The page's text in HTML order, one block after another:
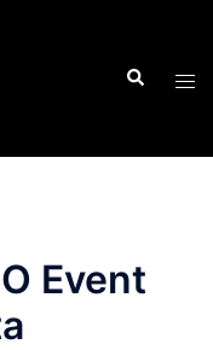
Search
Event